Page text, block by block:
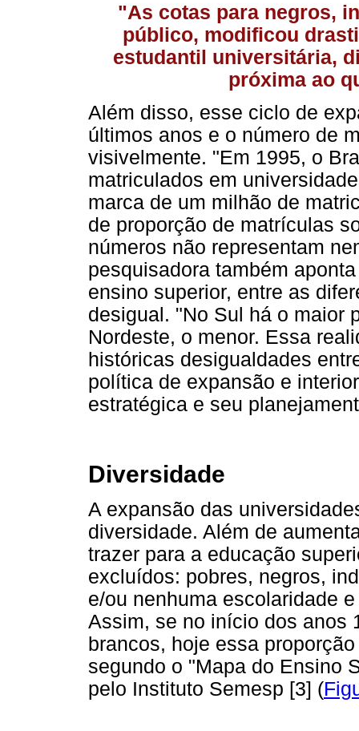
"As cotas para negros,
público, modificou
estudantil universitária,
próxima ao
Além disso, esse ciclo de
últimos anos e o número de
visivelmente. "Em 1995, o
matriculados em
marca de um milhão de
de proporção de matrículas
números não representam
pesquisadora também
ensino superior, entre as
desigual. "No Sul há o maior
Nordeste, o menor. Essa
históricas desigualdades
política de expansão e
estratégica e seu
Diversidade
A expansão das
diversidade. Além de
trazer para a educação
excluídos: pobres, negros,
e/ou nenhuma escolaridade
Assim, se no início dos anos
brancos, hoje essa
segundo o "Mapa do Ensino
pelo Instituto Semesp [3] (